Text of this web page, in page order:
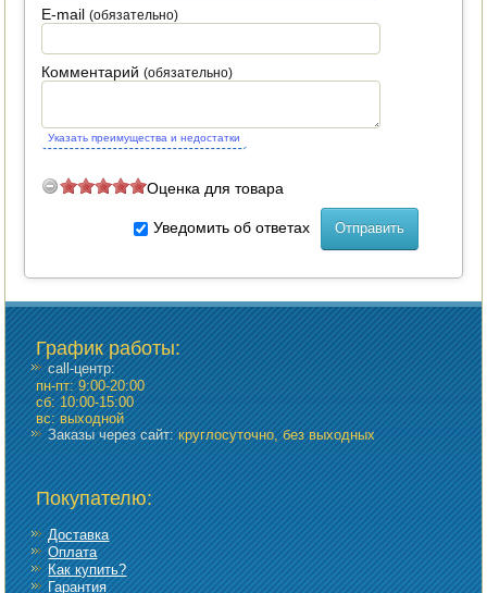
E-mail(обязательно)
Комментарий(обязательно)
Указать преимущества и недостатки
Оценка для товара
Уведомить об ответах
График работы:
call-центр:
пн-пт: 9:00-20:00
сб: 10:00-15:00
вс: выходной
Заказы через сайт:круглосуточно, без выходных
Покупателю:
Доставка
Оплата
Как купить?
Гарантия